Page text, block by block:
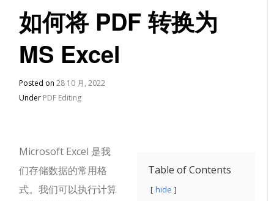
如何将 PDF 转换为
MS Excel
Posted on28 10 月, 2022
Under PDF Editing
Table of Contents
hide
Microsoft Excel 是我
们存储数据的常用格
式。我们可以执行计算